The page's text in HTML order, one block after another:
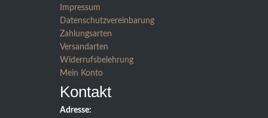
Impressum
Datenschutzvereinbarung
Zahlungsarten
Versandarten
Widerrufsbelehrung
Mein Konto
Kontakt
Adresse: